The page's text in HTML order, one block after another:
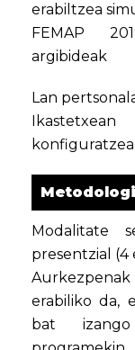
erabiltzea
FEMAP
argibideak
Lan
Modalitate
presentzial (4
erabiliko da,
bat